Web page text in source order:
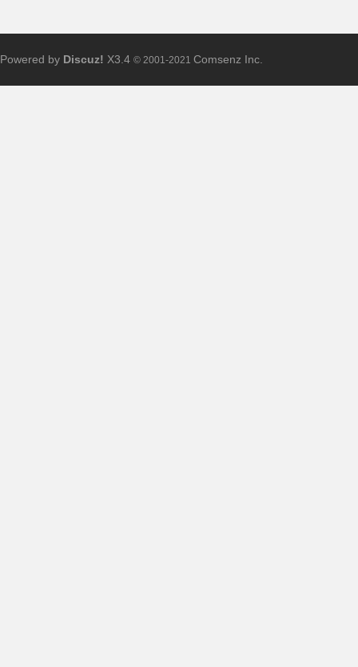
Powered by Discuz! X3.4 © 2001-2021 Comsenz Inc.